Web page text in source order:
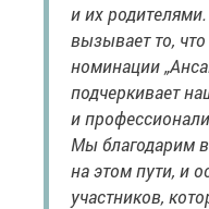
и их
вызывает то,
номинации
подчеркивает
и
Мы благодарим
на этом пути, и
участников,